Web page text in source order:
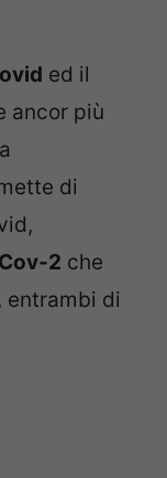
ed il
ancor più
di
2 che
entrambi di